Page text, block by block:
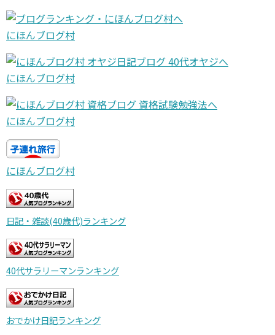
にほんブログ村
にほんブログ村
にほんブログ村
にほんブログ村
日記・雑談(40歳代)ランキング
40代サラリーマンランキング
おでかけ日記ランキング